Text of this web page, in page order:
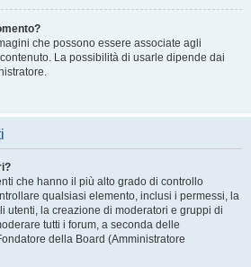
che possono essere associate agli
La possibilità di usarle dipende dai
che hanno il più alto grado di controllo
qualsiasi elemento, inclusi i permessi, la
utenti, la creazione di moderatori e gruppi di
tutti i forum, a seconda delle
della Board (Amministratore